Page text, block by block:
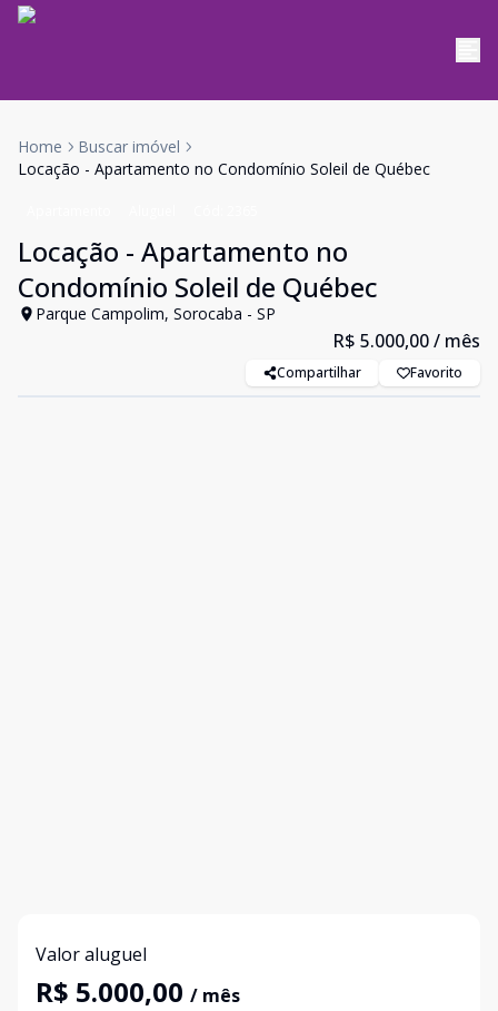
Home
Buscar imóvel
Locação - Apartamento no Condomínio Soleil de Québec
Locação - Apartamento no
Condomínio Soleil de Québec
Parque Campolim, Sorocaba - SP
R$ 5.000,00/ mês
Compartilhar Favorito
Valor aluguel
R$ 5.000,00 / mês